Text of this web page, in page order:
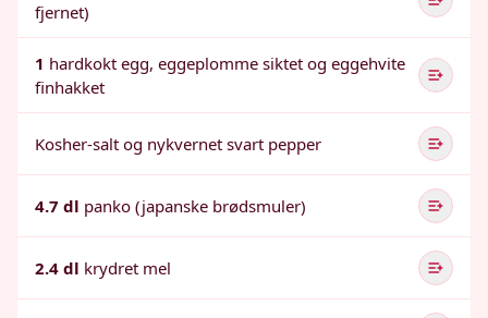
fjernet)
1 hardkokt egg, eggeplomme siktet og eggehvite
finhakket
Kosher-salt og nykvernet svart pepper
4.7 dl panko (japanske brødsmuler)
2.4 dl krydret mel